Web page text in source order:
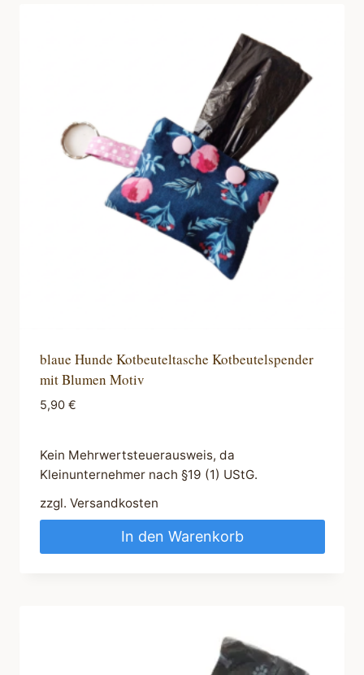
blaue Hunde Kotbeuteltasche Kotbeutelspender
mit Blumen Motiv
5,90 €
Kein Mehrwertsteuerausweis, da
Kleinunternehmer nach §19 (1) UStG.
zzgl. Versandkosten
In den Warenkorb